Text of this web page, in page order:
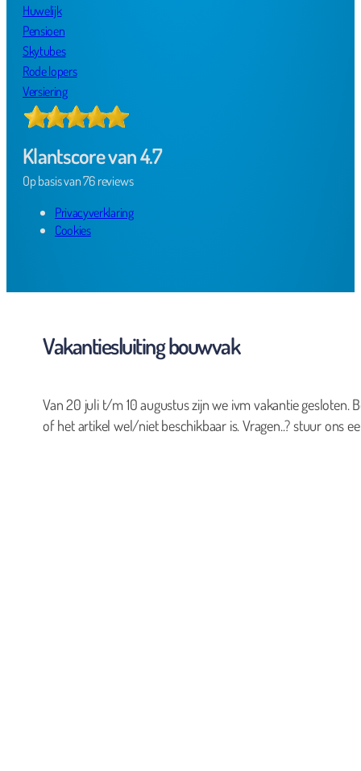
Huwelijk
Pensioen
Skytubes
Rode lopers
Versiering
Klantscore van 4.7
Op basis van 76 reviews
Privacyverklaring
Cookies
Vakantiesluiting bouwvak
Van 20 juli t/m 10 augustus zijn we ivm vakantie gesloten.
of het artikel wel/niet beschikbaar is. Vragen..? stuur ons